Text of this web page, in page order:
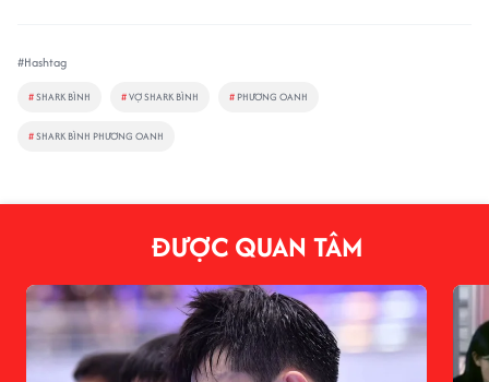
#Hashtag
#SHARK BÌNH #VỢ SHARK BÌNH # PHƯƠNG OANH
#SHARK BÌNH PHƯƠNG OANH
ĐƯỢC QUAN TÂM